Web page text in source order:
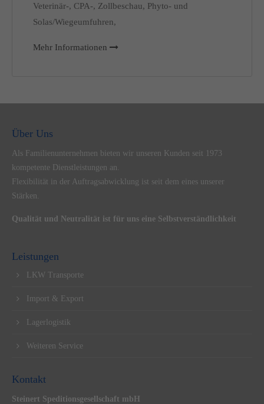
Veterinär-, CPA-, Zollbeschau, Phyto- und
Solas/Wiegeumfuhren,
Mehr Informationen
Über Uns
Als Familienunternehmen bieten wir unseren Kunden seit 1973
kompetente Dienstleistungen an.
Flexibilität in der Auftragsabwicklung ist seit dem eines unserer
Stärken.
Qualität und Neutralität ist für uns eine Selbstverständlichkeit
Leistungen
LKW Transporte
Import & Export
Lagerlogistik
Weiteren Service
Kontakt
Steinert Speditionsgesellschaft mbH